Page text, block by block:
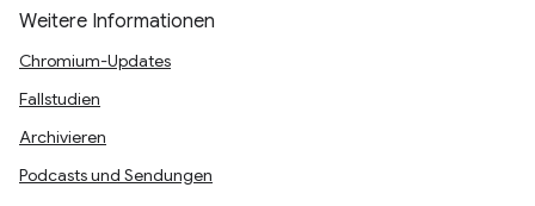
Weitere Informationen
Chromium-Updates
Fallstudien
Archivieren
Podcasts und Sendungen